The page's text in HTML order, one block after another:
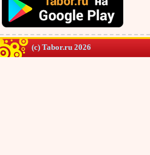
(c) Tabor.ru 2026